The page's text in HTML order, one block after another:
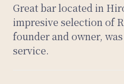
Great bar located in
impresive selection of
founder and owner,
service.